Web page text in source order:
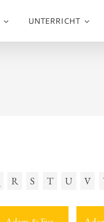
UNTERRICHT
R S T U V